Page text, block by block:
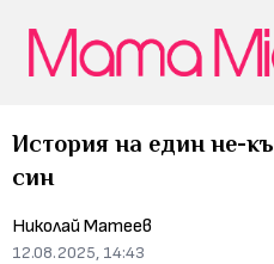
История на един не-
син
Николай Матеев
12.08.2025, 14:43